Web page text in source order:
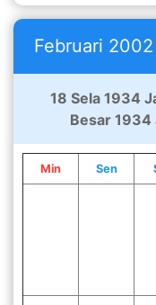
Februari 2002
18 Sela 1934
Besar 1934
Min Sen